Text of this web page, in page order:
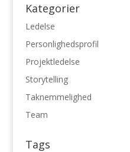
Kategorier
Ledelse
Personlighedsprofil
Projektledelse
Storytelling
Taknemmelighed
Team
Tags